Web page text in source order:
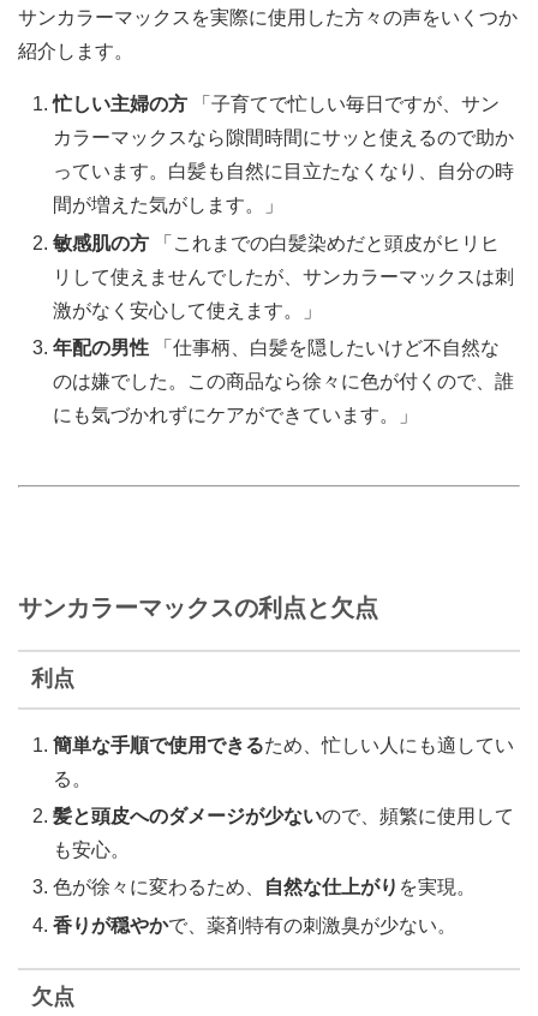
サンカラーマックスを実際に使用した方々の声をいくつか
紹介します。
忙しい主婦の方 「子育てで忙しい毎日ですが、サン
カラーマックスなら隙間時間にサッと使えるので助か
っています。白髪も自然に目立たなくなり、自分の時
間が増えた気がします。」
敏感肌の方 「これまでの白髪染めだと頭皮がヒリヒ
リして使えませんでしたが、サンカラーマックスは刺
激がなく安心して使えます。」
年配の男性 「仕事柄、白髪を隠したいけど不自然な
のは嫌でした。この商品なら徐々に色が付くので、誰
にも気づかれずにケアができています。」
サンカラーマックスの利点と欠点
利点
簡単な手順で使用できるため、忙しい人にも適してい
る。
髪と頭皮へのダメージが少ないので、頻繁に使用して
も安心。
色が徐々に変わるため、
自然な仕上がり を実現。
香りが穏やかで、薬剤特有の刺激臭が少ない。
欠点